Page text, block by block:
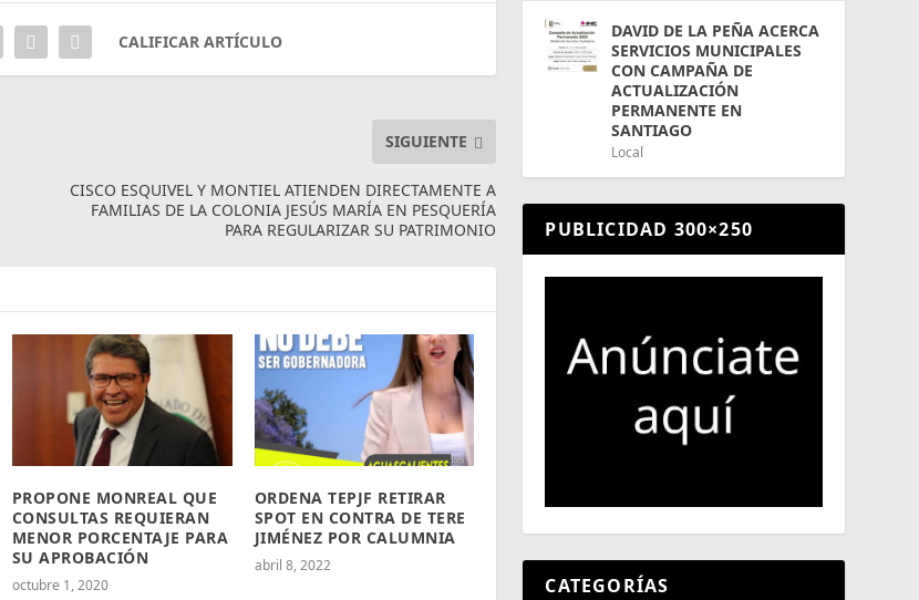
CALIFICAR ARTÍCULO
SIGUIENTE
CISCO ESQUIVEL Y MONTIEL ATIENDEN DIRECTAMENTE A
FAMILIAS DE LA COLONIA JESÚS MARÍA EN PESQUERÍA
PARA REGULARIZAR SU PATRIMONIO
PROPONE MONREAL QUE
CONSULTAS REQUIERAN
MENOR PORCENTAJE PARA
SU APROBACIÓN
octubre 1, 2020
ORDENA TEPJF RETIRAR
SPOT EN CONTRA DE TERE
JIMÉNEZ POR CALUMNIA
abril 8, 2022
DAVID DE LA PEÑA ACERCA
SERVICIOS MUNICIPALES
CON CAMPAÑA DE
ACTUALIZACIÓN
PERMANENTE EN
SANTIAGO
Local
PUBLICIDAD 300×250
CATEGORÍAS